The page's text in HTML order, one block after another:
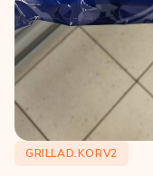
GRILLAD.KORV2